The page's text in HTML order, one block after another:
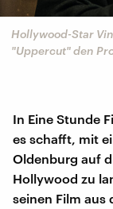
Hollywood-Star
"Uppercut" den
In Eine Stunde
es schafft, mit
Oldenburg auf
Hollywood zu
seinen Film aus